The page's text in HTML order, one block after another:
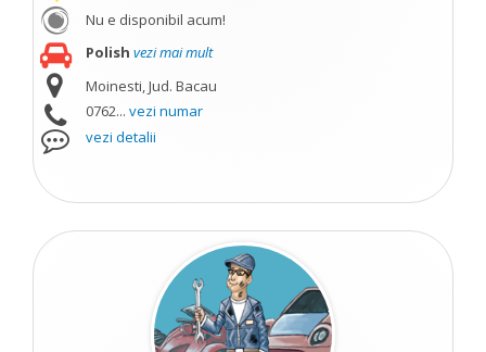
Nu e disponibil acum!
Polish vezi mai mult
Moinesti, Jud. Bacau
0762... vezi numar
vezi detalii